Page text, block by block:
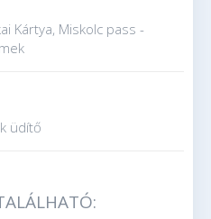
Kártya, Miskolc pass -
üdítő